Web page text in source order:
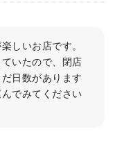
しいお店です。
いたので、閉店
日数があります
でみてください